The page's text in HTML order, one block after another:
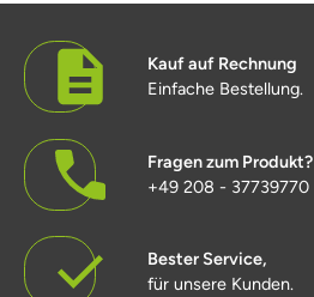
Kauf auf Rechnung
Einfache Bestellung.
Fragen zum Produkt?
+49 208 - 37739770
Bester Service,
für unsere Kunden.